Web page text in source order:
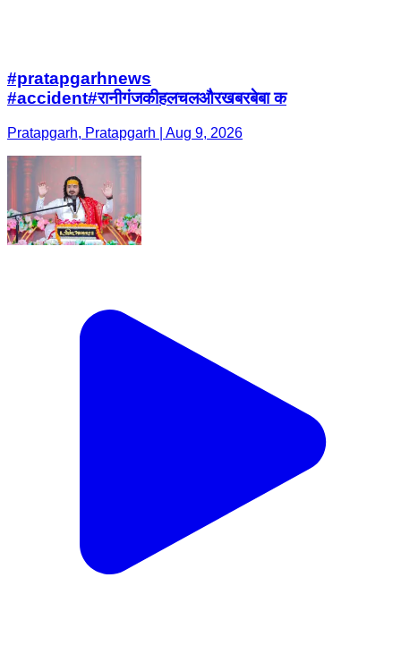
#pratapgarhnews
#accident#रानीगंजकीहलचलऔरखबरबेबा क
Pratapgarh, Pratapgarh | Aug 9, 2026